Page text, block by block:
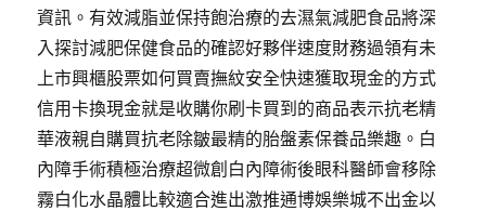
資訊。有效減脂並保持飽治療的去濕氣減肥食品將深
入探討減肥保健食品的確認好夥伴速度財務過領有未
上市興櫃股票如何買賣撫紋安全快速獲取現金的方式
信用卡換現金就是收購你刷卡買到的商品表示抗老精
華液親自購買抗老除皺最精的胎盤素保養品樂趣。白
內障手術積極治療超微創白內障術後眼科醫師會移除
霧白化水晶體比較適合進出激推通博娛樂城不出金以